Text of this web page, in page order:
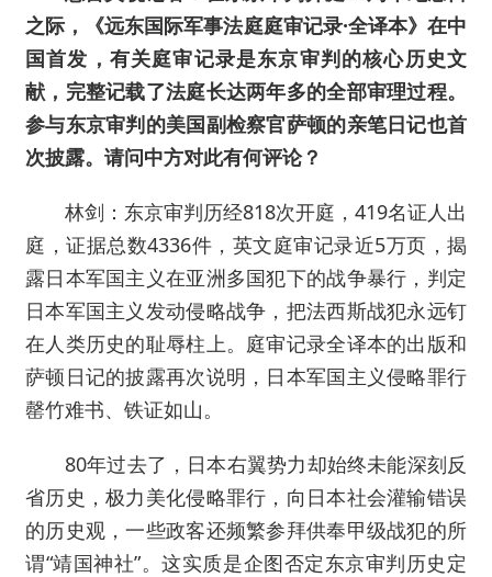
之际，《远东国际军事法庭庭审记录·全译本》在中
国首发，有关庭审记录是东京审判的核心历史文
献，完整记载了法庭长达两年多的全部审理过程。
参与东京审判的美国副检察官萨顿的亲笔日记也首
次披露。请问中方对此有何评论？
林剑：东京审判历经818次开庭，419名证人出
庭，证据总数4336件，英文庭审记录近5万页，揭
露日本军国主义在亚洲多国犯下的战争暴行，判定
日本军国主义发动侵略战争，把法西斯战犯永远钉
在人类历史的耻辱柱上。庭审记录全译本的出版和
萨顿日记的披露再次说明，日本军国主义侵略罪行
罄竹难书、铁证如山。
80年过去了，日本右翼势力却始终未能深刻反
省历史，极力美化侵略罪行，向日本社会灌输错误
的历史观，一些政客还频繁参拜供奉甲级战犯的所
谓“靖国神社”。这实质是企图否定东京审判历史定